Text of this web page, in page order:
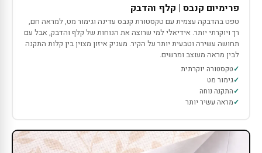
פרימיום קנבס | קלף והדבק
טפט בהדבקה עצמית עם טקסטורת קנבס עדינה וגימור מט, למראה חם,
רך ויוקרתי יותר. אידיאלי למי שרוצה את הנוחות של קלף והדבק, אבל עם
תחושה עשירה וטבעית יותר על הקיר. מעניק איזון מצוין בין קלות התקנה
לבין מראה מעוצב ומרשים.
טקסטורה יוקרתית
גימור מט
התקנה נוחה
מראה עשיר יותר